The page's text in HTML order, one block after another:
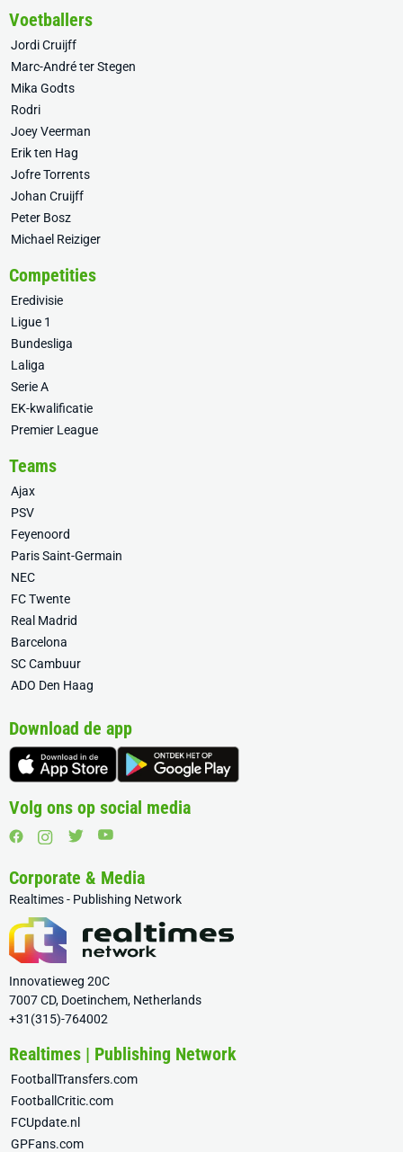
Voetballers
Jordi Cruijff
Marc-André ter Stegen
Mika Godts
Rodri
Joey Veerman
Erik ten Hag
Jofre Torrents
Johan Cruijff
Peter Bosz
Michael Reiziger
Competities
Eredivisie
Ligue 1
Bundesliga
Laliga
Serie A
EK-kwalificatie
Premier League
Teams
Ajax
PSV
Feyenoord
Paris Saint-Germain
NEC
FC Twente
Real Madrid
Barcelona
SC Cambuur
ADO Den Haag
Download de app
Volg ons op social media
Corporate & Media
Realtimes - Publishing Network
Innovatieweg 20C
7007 CD, Doetinchem, Netherlands
+31(315)-764002
Realtimes | Publishing Network
FootballTransfers.com
FootballCritic.com
FCUpdate.nl
GPFans.com